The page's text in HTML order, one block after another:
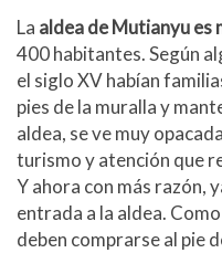
La aldea de Mutianyu es
400 habitantes. Según
el siglo XV habían
pies de la muralla y
aldea, se ve muy
turismo y atención que
Y ahora con más razón,
entrada a la aldea.
deben comprarse al pie